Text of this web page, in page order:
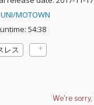
UNI/MOTOWN
54:38
レス